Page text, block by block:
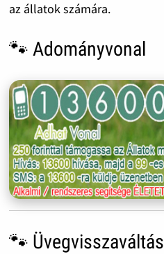
az állatok számára.
🐾 Adományvonal
🐾 Üvegvisszaváltás